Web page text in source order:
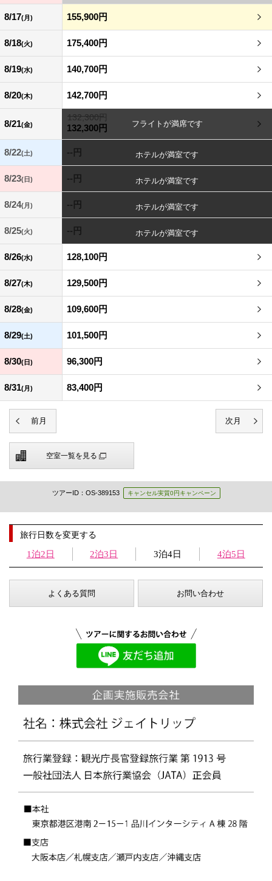
8/17(月) 155,900円
8/18(火) 175,400円
8/19(水) 140,700円
8/20(木) 142,700円
8/21(金)
132,300円
132,300円
8/22(土) --円
8/23(日) --円
8/24(月) --円
8/25(火) --円
8/26(水) 128,100円
8/27(木) 129,500円
8/28(金) 109,600円
8/29(土) 101,500円
8/30(日) 96,300円
8/31(月) 83,400円
空室一覧を見る
ツアーID：OS-389153 キャンセル実質0円キャンペーン
旅行日数を変更する
1泊2日 2泊3日 3泊4日 4泊5日
よくある質問 お問い合わせ